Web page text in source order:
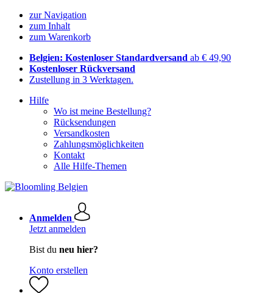
zur Navigation
zum Inhalt
zum Warenkorb
Belgien: Kostenloser Standardversand ab € 49,90
Kostenloser Rückversand
Zustellung in 3 Werktagen.
Hilfe
Wo ist meine Bestellung?
Rücksendungen
Versandkosten
Zahlungsmöglichkeiten
Kontakt
Alle Hilfe-Themen
Anmelden
Jetzt anmelden
Bist du neu hier?
Konto erstellen